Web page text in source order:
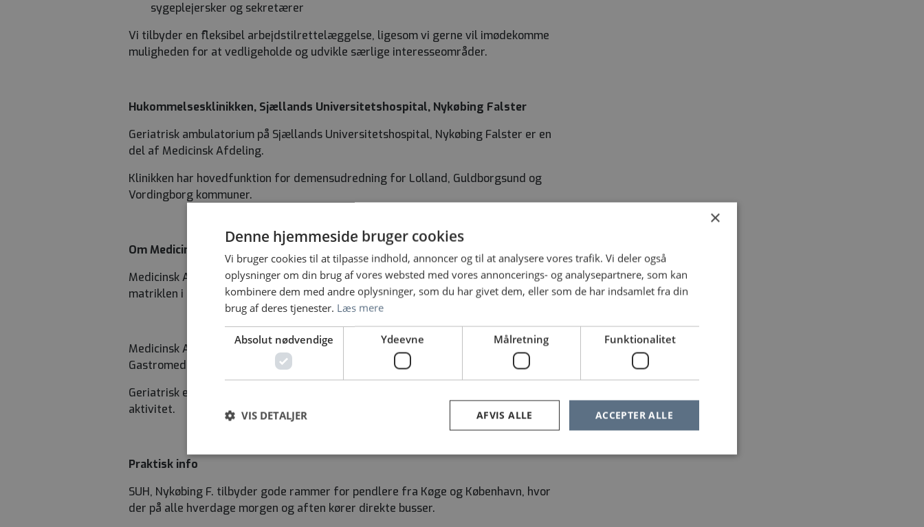
sygeplejersker og sekretærer
Vi tilbyder en fleksibel arbejdstilrettelæggelse, ligesom vi gerne vil imødekomme
muligheden for at vedligeholde og udvikle særlige interesseområder.
Hukommelsesklinikken, Sjællands Universitetshospital, Nykøbing Falster
Geriatrisk ambulatorium på Sjællands Universitetshospital, Nykøbing Falster er en
del af Medicinsk Afdeling.
Klinikken har hovedfunktion for demensudredning for Lolland, Guldborgsund og
Vordingborg kommuner.
Om Medicinsk afdeling
Medicinsk Afdeling er en del af det samlede Sjællands Universitetshospital (SUH) på
matriklen i Nykøbing F. med egen akutfunktion og ambulant funktion.
Medicinsk Afdeling i Nykøbing F. består af fire enheder: Lungemedicinsk enhed,
Gastromedicinsk enhed, Hjertemedicinsk enhed og Geriatrisk enhed.
Geriatrisk enhed har 24 sengepladser, moderne udstyr og et ambulatorium med stor
aktivitet.
Praktisk info
SUH, Nykøbing F. tilbyder gode rammer for pendlere fra Køge og København, hvor
der på alle hverdage morgen og aften kører direkte busser.
×
Denne hjemmeside bruger cookies
Vi bruger cookies til at tilpasse indhold, annoncer og til at analysere vores trafik. Vi deler også
oplysninger om din brug af vores websted med vores annoncerings- og analysepartnere, som kan
kombinere dem med andre oplysninger, som du har givet dem, eller som de har indsamlet fra din
brug af deres tjenester. Læs mere
Absolut nødvendige Ydeevne Målretning Funktionalitet
ACCEPTER ALLE
AFVIS ALLE
VIS DETALJER